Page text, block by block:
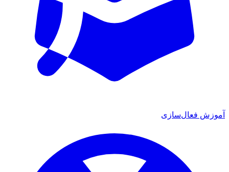
آموزش فعال‌سازی